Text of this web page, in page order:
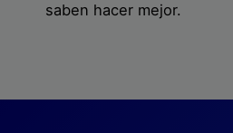
saben hacer mejor.